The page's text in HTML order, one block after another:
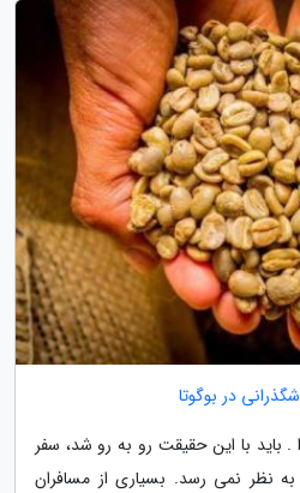
. باید با این حقیقت رو به رو شد، سفر
به نظر نمی رسد. بسیاری از مسافران